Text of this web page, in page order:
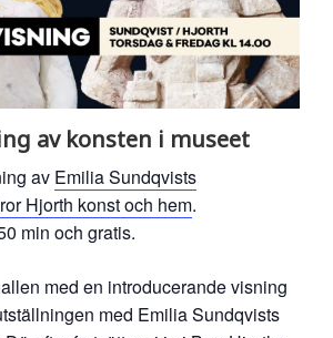
av konsten i museet
av Emilia Sundqvists
Hjorth konst och hem.
min och gratis.
med en introducerande visning
med Emilia Sundqvists